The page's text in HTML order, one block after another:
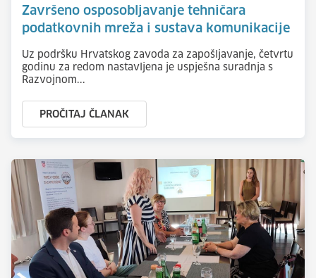
Završeno osposobljavanje tehničara
podatkovnih mreža i sustava komunikacije
Uz podršku Hrvatskog zavoda za zapošljavanje, četvrtu
godinu za redom nastavljena je uspješna suradnja s
Razvojnom...
PROČITAJ ČLANAK